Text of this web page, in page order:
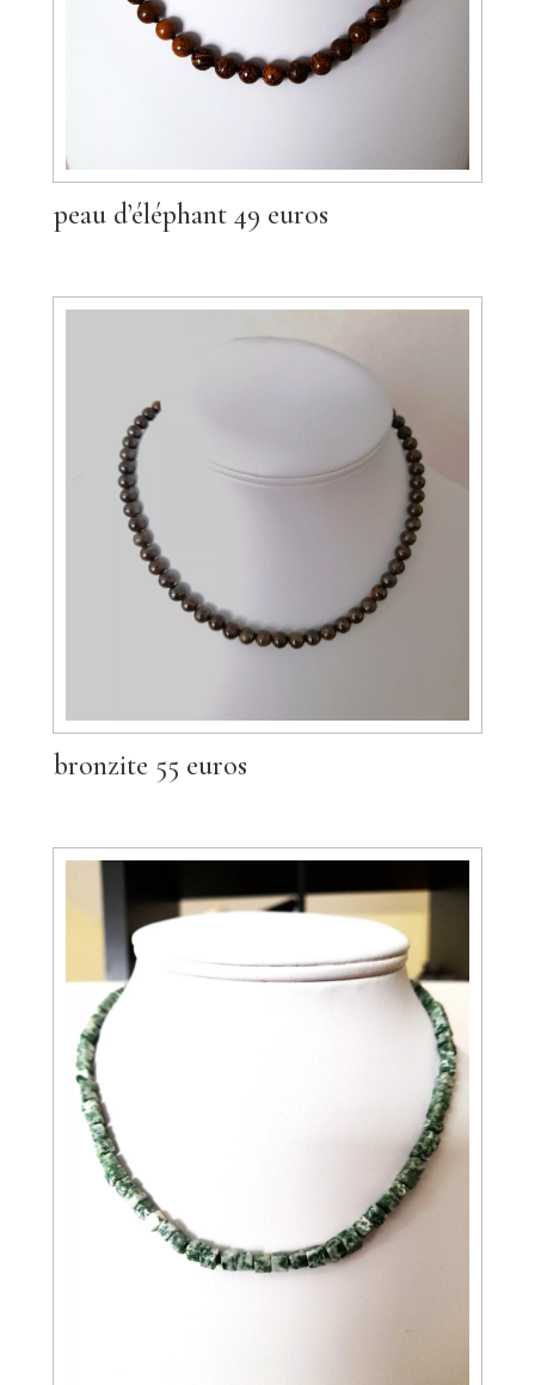
peau d’éléphant 49 euros
bronzite 55 euros